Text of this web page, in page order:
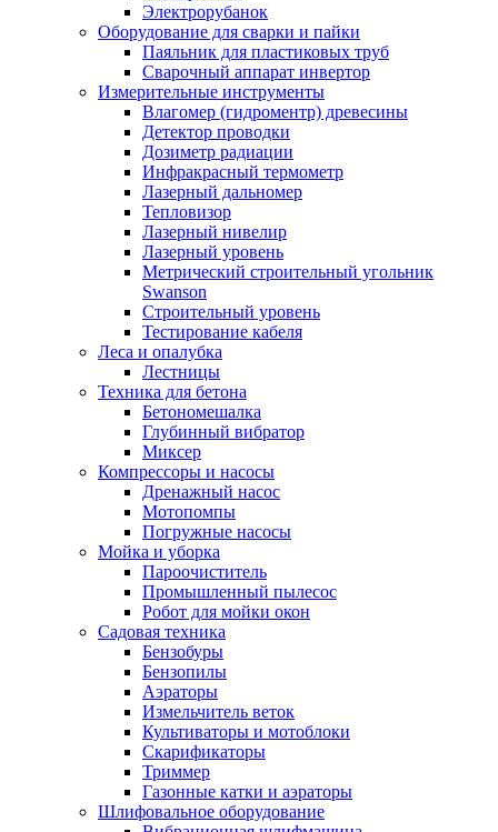
Электрорубанок
Оборудование для сварки и пайки
Паяльник для пластиковых труб
Сварочный аппарат инвертор
Измерительные инструменты
Влагомер (гидроментр) древесины
Детектор проводки
Дозиметр радиации
Инфракрасный термометр
Лазерный дальномер
Тепловизор
Лазерный нивелир
Лазерный уровень
Метрический строительный угольник
Swanson
Строительный уровень
Тестирование кабеля
Леса и опалубка
Лестницы
Техника для бетона
Бетономешалка
Глубинный вибратор
Миксер
Компрессоры и насосы
Дренажный насос
Мотопомпы
Погружные насосы
Мойка и уборка
Пароочиститель
Промышленный пылесос
Робот для мойки окон
Садовая техника
Бензобуры
Бензопилы
Аэраторы
Измельчитель веток
Культиваторы и мотоблоки
Скарификаторы
Триммер
Газонные катки и аэраторы
Шлифовальное оборудование